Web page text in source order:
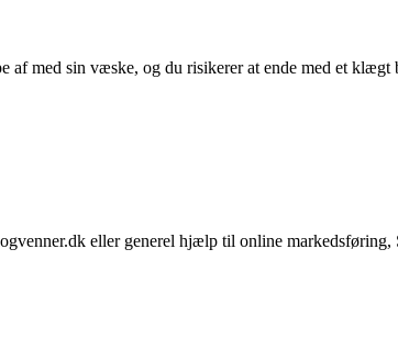
af med sin væske, og du risikerer at ende med et klægt
eller generel hjælp til online markedsføring,